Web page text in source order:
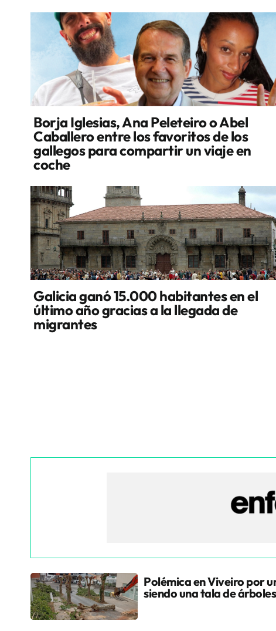
Borja Iglesias, Ana Peleteiro o Abel
Caballero entre los favoritos de los
gallegos para compartir un viaje en
coche
Galicia ganó 15.000 habitantes en el
último año gracias a la llegada de
migrantes
Polémica en Viveiro por
siendo una tala de